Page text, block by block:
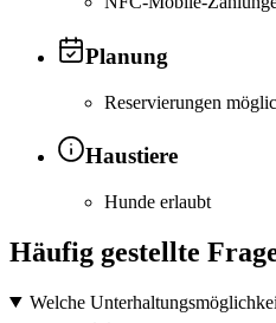
Planung
Reservierungen
Haustiere
Hunde erlaubt
Häufig gestellte
Welche